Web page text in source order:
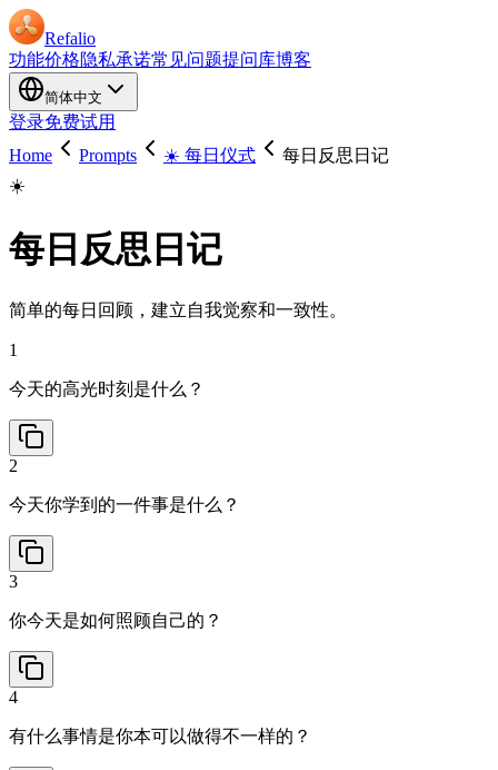
Refalio
功能价格隐私承诺常见问题提问库博客
简体中文
登录免费试用
Home
Prompts ☀️ 每日仪式
每日反思日记
☀️
每日反思日记
简单的每日回顾，建立自我觉察和一致性。
1
今天的高光时刻是什么？
2
今天你学到的一件事是什么？
3
你今天是如何照顾自己的？
4
有什么事情是你本可以做得不一样的？